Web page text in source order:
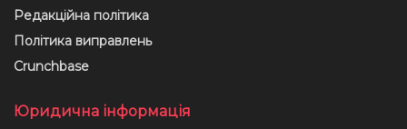
Редакційна політика
Політика виправлень
Crunchbase
Юридична інформація